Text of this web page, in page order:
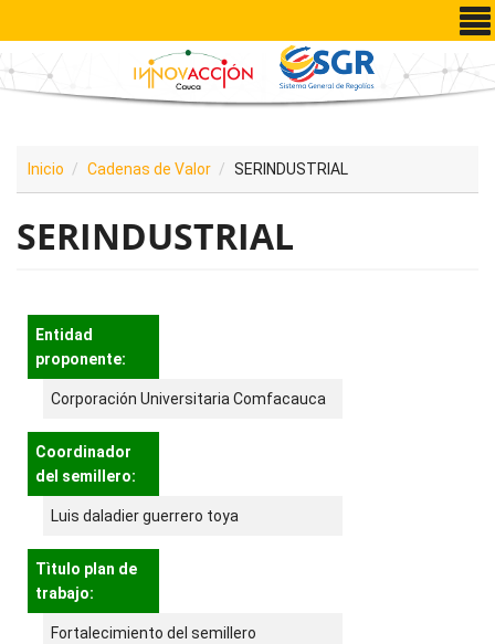
Pasar al contenido principal
Inicio Cadenas de Valor SERINDUSTRIAL
SERINDUSTRIAL
Entidad
proponente:
Corporación Universitaria Comfacauca
Coordinador
del semillero:
Luis daladier guerrero toya
Tìtulo plan de
trabajo:
Fortalecimiento del semillero